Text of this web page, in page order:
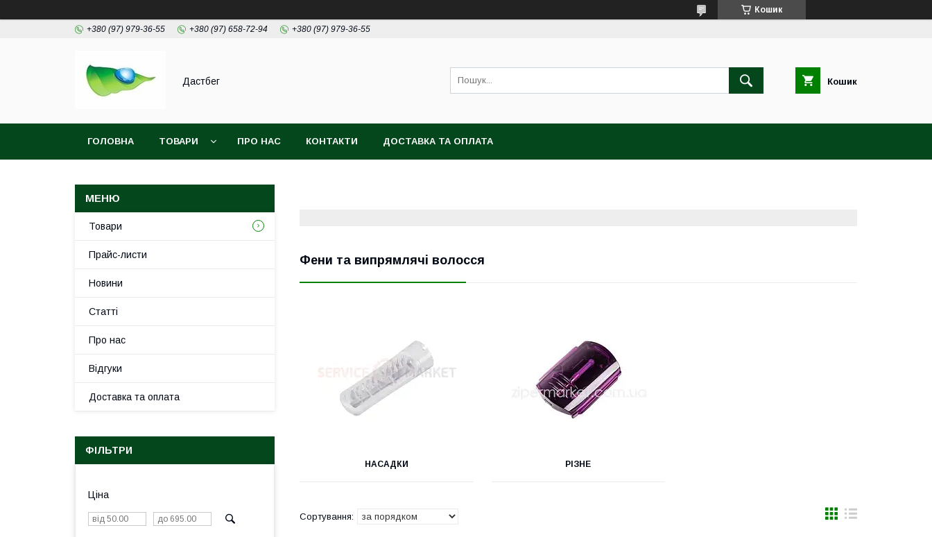
Кошик
+380 (97) 979-36-55 +380 (97) 658-72-94 +380 (97) 979-36-55
Дастбег Кошик
ГОЛОВНА ТОВАРИ ПРО НАС КОНТАКТИ ДОСТАВКА ТА ОПЛАТА
Фени та випрямлячі волосся
НАСАДКИ РІЗНЕ
Товари
Прайс-листи
Новини
Статті
Про нас
Відгуки
Доставка та оплата
ФІЛЬТРИ
Ціна